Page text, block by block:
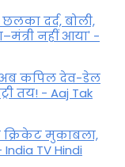
दर्द, बोली,
नहीं आया' -
अब कपिल देव-डेल
तय! - Aaj Tak
क्रिकेट मुकाबला,
TV Hindi